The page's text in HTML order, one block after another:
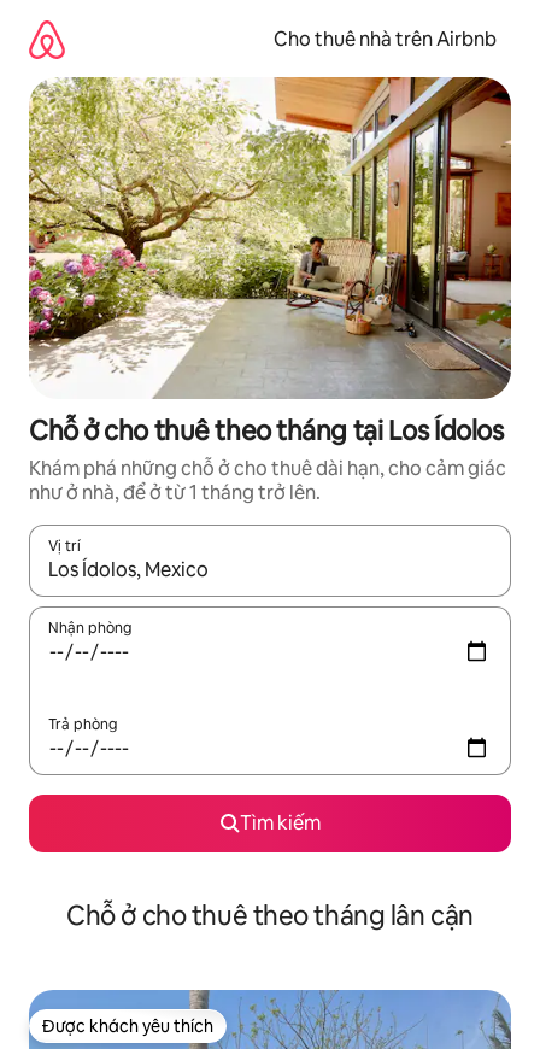
dung
Cho thuê nhà trên Airbnb
Chỗ ở cho thuê theo tháng tại Los Ídolos
Khám phá những chỗ ở cho thuê dài hạn, cho cảm giác
như ở nhà, để ở từ 1 tháng trở lên.
Vị trí
Khi có kết quả, hãy điều hướng bằng phím mũi tên lên và
Nhận phòng
Trả phòng
Tìm kiếm
Chỗ ở cho thuê theo tháng lân cận
Được khách yêu thích
Được khách yêu thích